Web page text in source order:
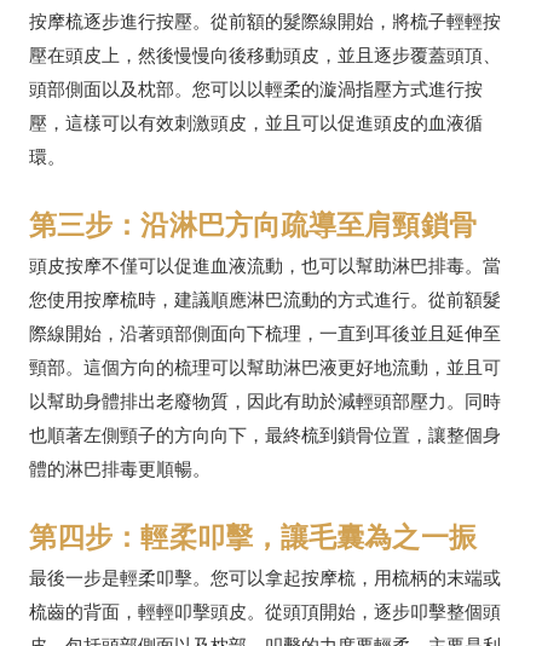
按摩梳逐步進行按壓。從前額的髮際線開始，將梳子輕輕按
壓在頭皮上，然後慢慢向後移動頭皮，並且逐步覆蓋頭頂、
頭部側面以及枕部。您可以以輕柔的漩渦指壓方式進行按
壓，這樣可以有效刺激頭皮，並且可以促進頭皮的血液循
環。
第三步：沿淋巴方向疏導至肩頸鎖骨
頭皮按摩不僅可以促進血液流動，也可以幫助淋巴排毒。當
您使用按摩梳時，建議順應淋巴流動的方式進行。從前額髮
際線開始，沿著頭部側面向下梳理，一直到耳後並且延伸至
頸部。這個方向的梳理可以幫助淋巴液更好地流動，並且可
以幫助身體排出老廢物質，因此有助於減輕頭部壓力。同時
也順著左側頸子的方向向下，最終梳到鎖骨位置，讓整個身
體的淋巴排毒更順暢。
第四步：輕柔叩擊，讓毛囊為之一振
最後一步是輕柔叩擊。您可以拿起按摩梳，用梳柄的末端或
梳齒的背面，輕輕叩擊頭皮。從頭頂開始，逐步叩擊整個頭